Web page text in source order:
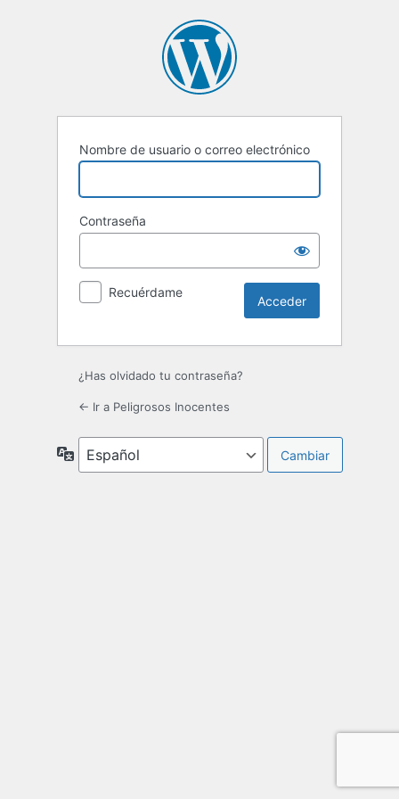
Nombre de usuario o correo electrónico
Contraseña
Recuérdame
¿Has olvidado tu contraseña?
← Ir a Peligrosos Inocentes
Idioma